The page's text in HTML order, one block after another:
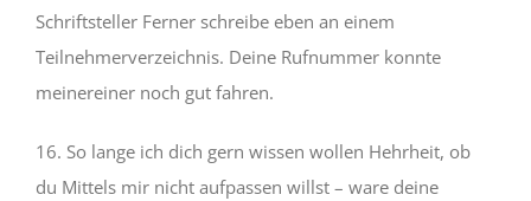
Schriftsteller Ferner schreibe eben an einem
Teilnehmerverzeichnis. Deine Rufnummer konnte
meinereiner noch gut fahren.
16. So lange ich dich gern wissen wollen Hehrheit, ob
du Mittels mir nicht aufpassen willst – ware deine